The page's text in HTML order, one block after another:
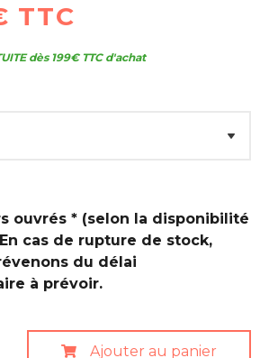
TTC
dès 199€ TTC d'achat
ouvrés * (selon la disponibilité
cas de rupture de stock,
du délai
à prévoir.
Ajouter au panier